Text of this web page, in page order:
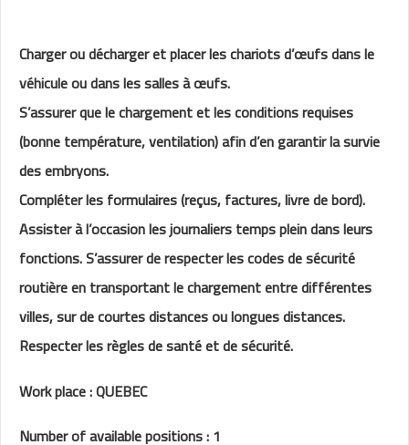
Charger ou décharger et placer les chariots d’œufs dans le
véhicule ou dans les salles à œufs.
S’assurer que le chargement et les conditions requises
(bonne température, ventilation) afin d’en garantir la survie
des embryons.
Compléter les formulaires (reçus, factures, livre de bord).
Assister à l’occasion les journaliers temps plein dans leurs
fonctions. S’assurer de respecter les codes de sécurité
routière en transportant le chargement entre différentes
villes, sur de courtes distances ou longues distances.
Respecter les règles de santé et de sécurité.
Work place : QUEBEC
Number of available positions : 1